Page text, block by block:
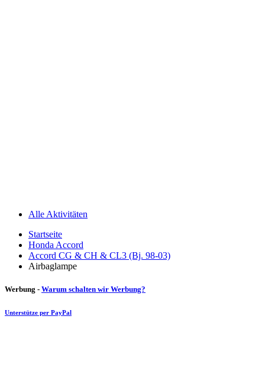
Alle Aktivitäten
Startseite
Honda Accord
Accord CG & CH & CL3 (Bj. 98-03)
Airbaglampe
Werbung - Warum schalten wir Werbung?
Unterstütze per PayPal